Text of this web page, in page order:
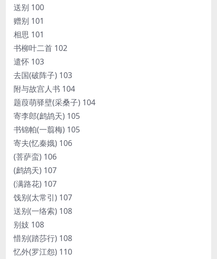
送别 100
赠别 101
相思 101
书柳叶二首 102
遣怀 103
去国(破阵子) 103
附与故宫人书 104
题葭萌驿壁(采桑子) 104
寄李郎(鹧鸪天) 105
书锦帕(一翦梅) 105
寄夫(忆秦娥) 106
(菩萨蛮) 106
(鹧鸪天) 107
(满路花) 107
饯别(太常引) 107
送别(一络索) 108
别妓 108
惜别(踏莎行) 108
忆外(罗江怨) 110